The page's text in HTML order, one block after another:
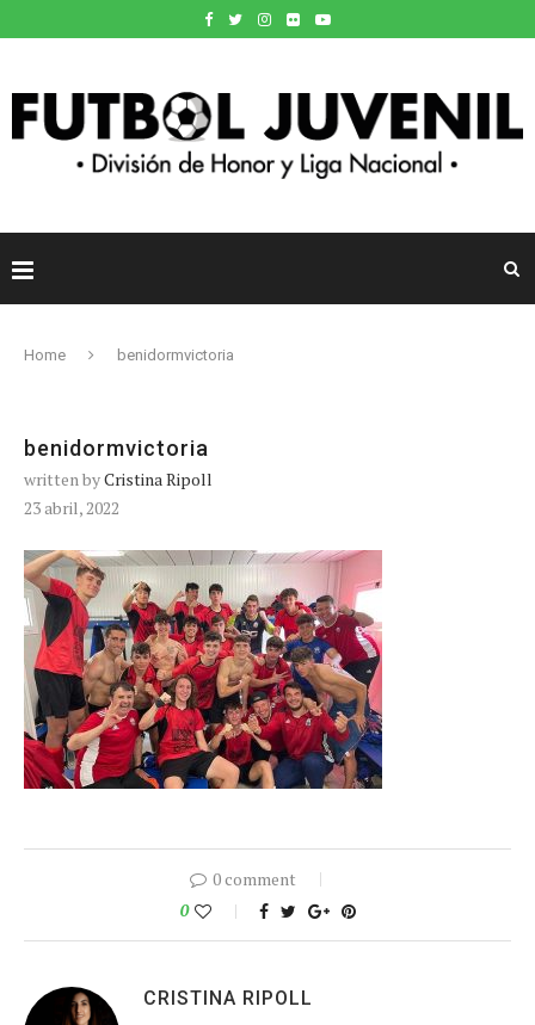
Home benidormvictoria
benidormvictoria
written byCristina Ripoll
23 abril, 2022
0 comment
0
CRISTINA RIPOLL